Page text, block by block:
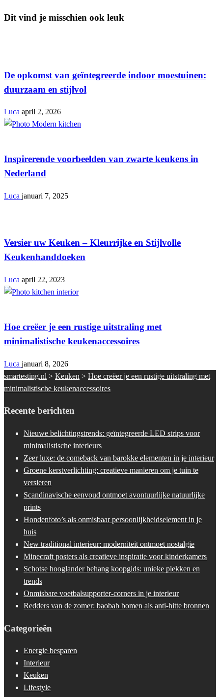
Dit vind je misschien ook leuk
De opkomst van geïntegreerde indoor moestuinen:
duurzaam en stijlvol
Luca april 2, 2026
Inspirerende voorbeelden van zwarte keukens in
Nederland
Luca januari 7, 2025
Versier uw Keuken – Kleurrijke en Stijlvolle
Keukenhanddoeken
Luca april 22, 2023
Hoe creëer je een rustige uitstraling met
minimalistische keukenaccessoires
Luca januari 8, 2026
smartesting.nl > Keuken > Hoe creëer je een rustige uitstraling met
minimalistische keukenaccessoires
Recente berichten
Nieuwe belichtingstrends: geïntegreerde LED strips voor
minimalistische interieurs
Zeer luxe: de comeback van barokke elementen in je interieur
Groene kerstverlichting: creatieve manieren om je tuin te
versieren
Scandinavische eenvoud ontmoet avontuurlijke natuurlijke
prints
Hondenfoto’s als onmisbaar persoonlijkheidselement in je
huis
New traditional interieur: moderniteit ontmoet nostalgie
Minecraft posters als creatieve inspiratie voor kinderkamers
Schotse hooglander behang koopgids: unieke plekken en
trends
Onmisbare voetbalsupporter-corners in je interieur
Redders van de zomer: baobab bomen als anti-hitte bronnen
Categorieën
Energie besparen
Interieur
Keuken
Lifestyle